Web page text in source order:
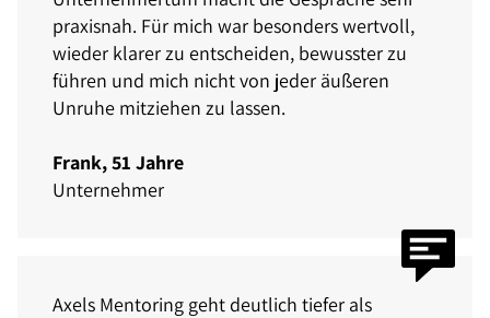
praxisnah. Für mich war besonders wertvoll,
wieder klarer zu entscheiden, bewusster zu
führen und mich nicht von jeder äußeren
Unruhe mitziehen zu lassen.
Frank, 51 Jahre
Unternehmer
Axels Mentoring geht deutlich tiefer als